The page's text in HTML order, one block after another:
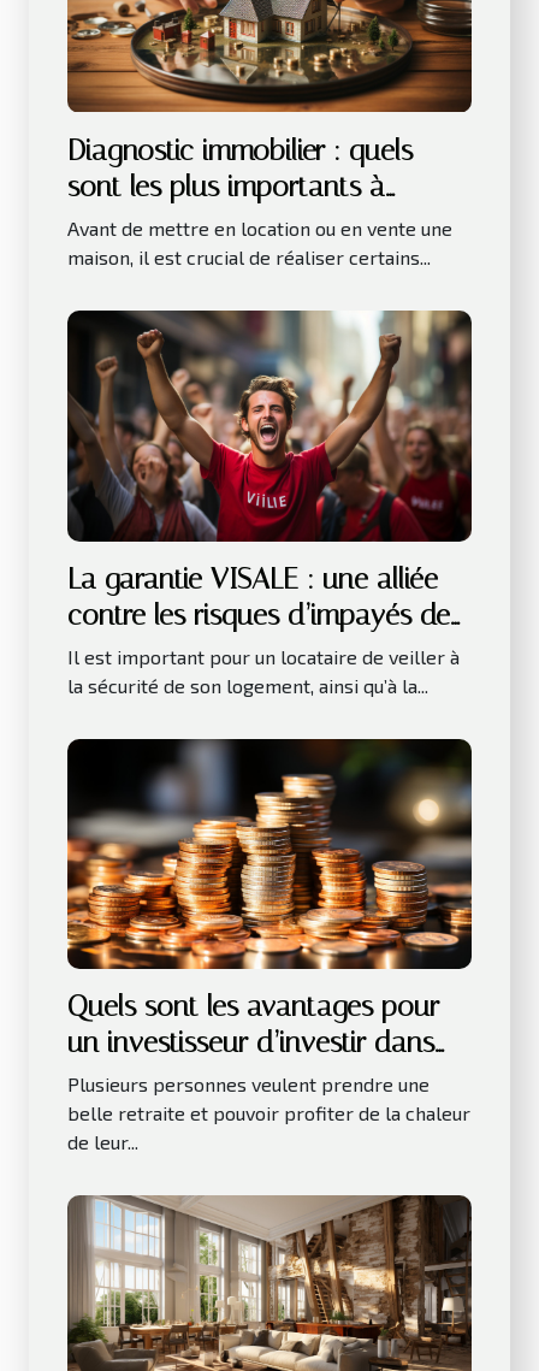
Diagnostic immobilier : quels
sont les plus importants à
réaliser avant la location ou la
vente d’une maison ?
Avant de mettre en location ou en vente une
maison, il est crucial de réaliser certains...
La garantie VISALE : une alliée
contre les risques d’impayés de
loyer
Il est important pour un locataire de veiller à
la sécurité de son logement, ainsi qu’à la...
Quels sont les avantages pour
un investisseur d’investir dans
les LMNP ?
Plusieurs personnes veulent prendre une
belle retraite et pouvoir profiter de la chaleur
de leur...